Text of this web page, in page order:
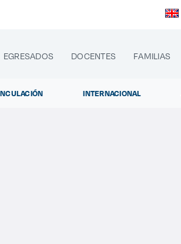
EGRESADOS DOCENTES FAMILIAS
INTERNACIONAL